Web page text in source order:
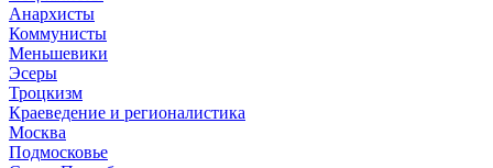
Анархисты
Коммунисты
Меньшевики
Эсеры
Троцкизм
Краеведение и регионалистика
Москва
Подмосковье